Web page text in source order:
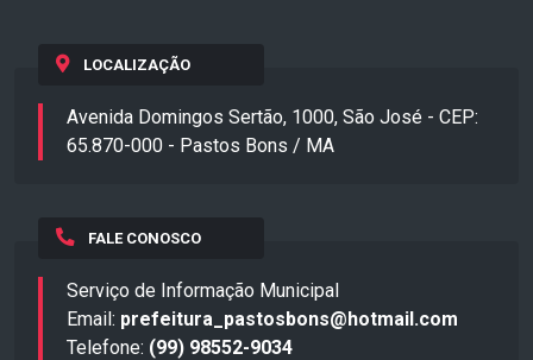
LOCALIZAÇÃO
Avenida Domingos Sertão, 1000, São José - CEP:
65.870-000 - Pastos Bons / MA
FALE CONOSCO
Serviço de Informação Municipal
Email: prefeitura_pastosbons@hotmail.com
Telefone: (99) 98552-9034